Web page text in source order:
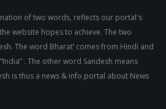
of two words, reflects our portal's
website hopes to achieve. The two
The word Bharat’ comes from Hindi and
. The other word Sandesh means
is thus a news & info portal about News